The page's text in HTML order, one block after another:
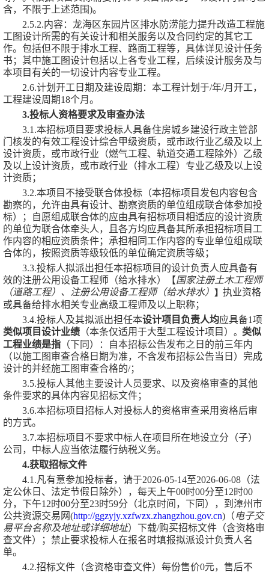
含，不限于上述范围)。
2.5.2.内容： 龙海区东园片区排水防涝能力提升改造工程施
工图设计所需的有关设计和相关服务以及合同约定的其它工
作。包括但不限于排水工程、路面工程等，具体详见设计任务
书 ；其中施工图设计包括以上各专业工程，后续设计服务及与
本项目有关的一切设计内容专业工程。
2.6.计划开工日期及建设周期：本工程计划于/年/月开工，
工程建设周期18个月。
3.投标人资格要求及审查办法
3.1.本招标项目要求投标人具备住房城乡建设行政主管部
门核发的有效工程设计综合甲级资质，或市政行业乙级及以上
设计资质，或市政行业（燃气工程、轨道交通工程除外）乙级
及以上设计资质，或市政行业（排水工程）专业乙级及以上设
计资质；
3.2.本项目 不接受联合体投标（本招标项目发包内容包含
勘察的，允许由具有设计、勘察资质的单位组成联合体参加投
标）；自愿组成联合体的应由具有招标项目相适应的设计资质
的单位为联合体牵头人，且各方均应具备其所承担招标项目工
作内容的相应资质条件；承担相同工作内容的专业单位组成联
合体的，按照资质等级较低的单位确定资质等级；
3.3.投标人拟派出担任本招标项目的设计负责人应具备有
效的注册公用设备工程师（给水排水） 【国家注册土木工程师
（道路工程）、注册公用设备工程师（给水排水）
】 执业资格
或具备给排水相关专业高级工程师及以上职称；
3.4.投标人及其拟派出担任本设计项目负责人均应具备1项
类似项目设计业绩 （本条仅适用于大型工程设计项目） 。 类似
工程业绩是指 （下同）：自本招标公告发布之日的前三年内
（以施工图审查合格日期为准，不含发布招标公告当日）完成
设计的并经施工图审查合格的/；
3.5.投标人其他主要设计人员要求、以及资格审查的其他
条件要求的具体内容见招标文件；
3.6.本招标项目招标人对投标人的资格审查采用资格后审
的方式。
3.7.本招标项目不要求中标人在项目所在地设立分（子）
公司，中标人应当依法履行纳税义务。
4.获取招标文件
4.1.凡有意参加投标者，请于2026-05-14至2026-06-08 （法
定公休日、法定节假日除外），每天上午00时00分至12时00
分，下午12时00分至23时59分（北京时间，下同），到 漳州市
公共资源交易网(http://ggzyjy.xzfwzx.zhangzhou.gov.cn) （电子交
易平台名称及地址或详细地址）下载/购买招标文件（含资格审
查文件）；禁止要求投标人在报名时填报拟派设计负责人名
单。
4.2.招标文件（含资格审查文件）每份售价0元，售后不